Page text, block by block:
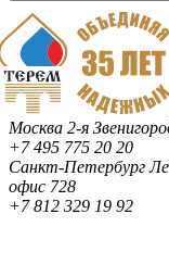
Москва 2-я
+7 495 775 20 20
Санкт-Петербург
офис 728
+7 812 329 19 92